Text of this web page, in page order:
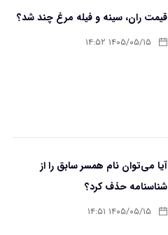
قیمت ران، سینه و فیله مرغ چند شد؟
۱۴۰۵/۰۵/۱۵ ۱۴:۵۲
آیا می‌توان نام همسر سابق را از
شناسنامه حذف کرد؟
۱۴۰۵/۰۵/۱۵ ۱۴:۵۱